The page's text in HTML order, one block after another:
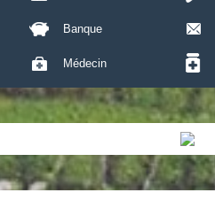
Banque
Médecin